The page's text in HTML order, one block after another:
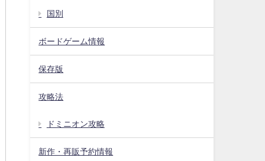
国別
ボードゲーム情報
保存版
攻略法
ドミニオン攻略
新作・再販予約情報